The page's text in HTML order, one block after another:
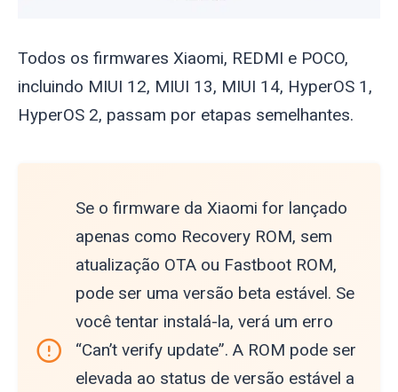
Todos os firmwares Xiaomi, REDMI e POCO,
incluindo MIUI 12, MIUI 13, MIUI 14, HyperOS 1,
HyperOS 2, passam por etapas semelhantes.
Se o firmware da Xiaomi for lançado
apenas como Recovery ROM, sem
atualização OTA ou Fastboot ROM,
pode ser uma versão beta estável. Se
você tentar instalá-la, verá um erro
“Can’t verify update”. A ROM pode ser
elevada ao status de versão estável a